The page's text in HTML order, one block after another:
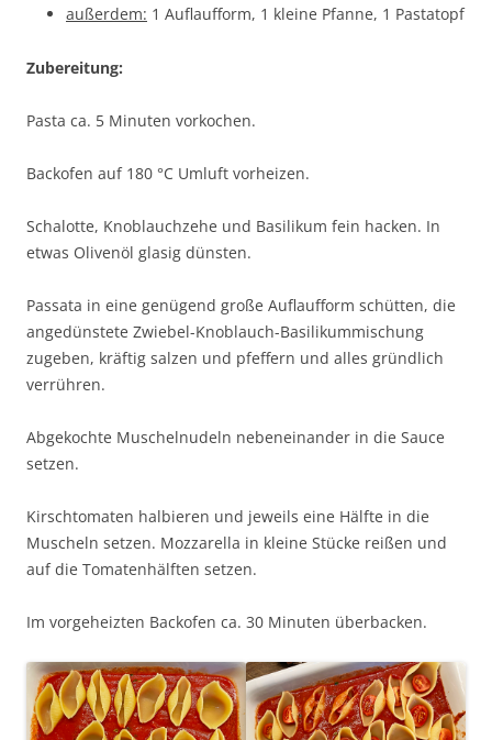
außerdem: 1 Auflaufform, 1 kleine Pfanne, 1 Pastatopf
Zubereitung:
Pasta ca. 5 Minuten vorkochen.
Backofen auf 180 °C Umluft vorheizen.
Schalotte, Knoblauchzehe und Basilikum fein hacken. In
etwas Olivenöl glasig dünsten.
Passata in eine genügend große Auflaufform schütten, die
angedünstete Zwiebel-Knoblauch-Basilikummischung
zugeben, kräftig salzen und pfeffern und alles gründlich
verrühren.
Abgekochte Muschelnudeln nebeneinander in die Sauce
setzen.
Kirschtomaten halbieren und jeweils eine Hälfte in die
Muscheln setzen. Mozzarella in kleine Stücke reißen und
auf die Tomatenhälften setzen.
Im vorgeheizten Backofen ca. 30 Minuten überbacken.